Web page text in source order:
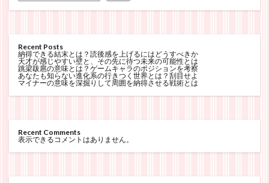
Recent Posts
納得できる結末とは？読後感を上げるにはどうすべきか
天才が感じやすい壁と、その先に待つ未来の可能性とは
跳梁跋扈の意味とは？ゲームキャラのポジションを考察
あなたも知らない進化系の行きつく世界とは？刮目せよ
マイナーの意味を深掘りして周囲を納得させる戦術とは
Recent Comments
表示できるコメントはありません。